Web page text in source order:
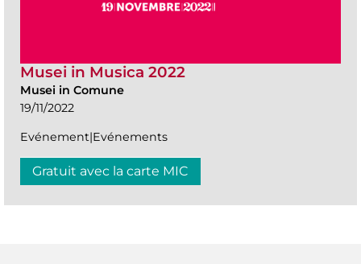
Musei in Musica 2022
Musei in Comune
19/11/2022
Evénement|Evénements
Gratuit avec la carte MIC